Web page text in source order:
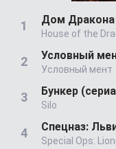
Дом Дракона
House of the
Условный
Условный мент
Бункер
Silo
Спецназ:
Special Ops: